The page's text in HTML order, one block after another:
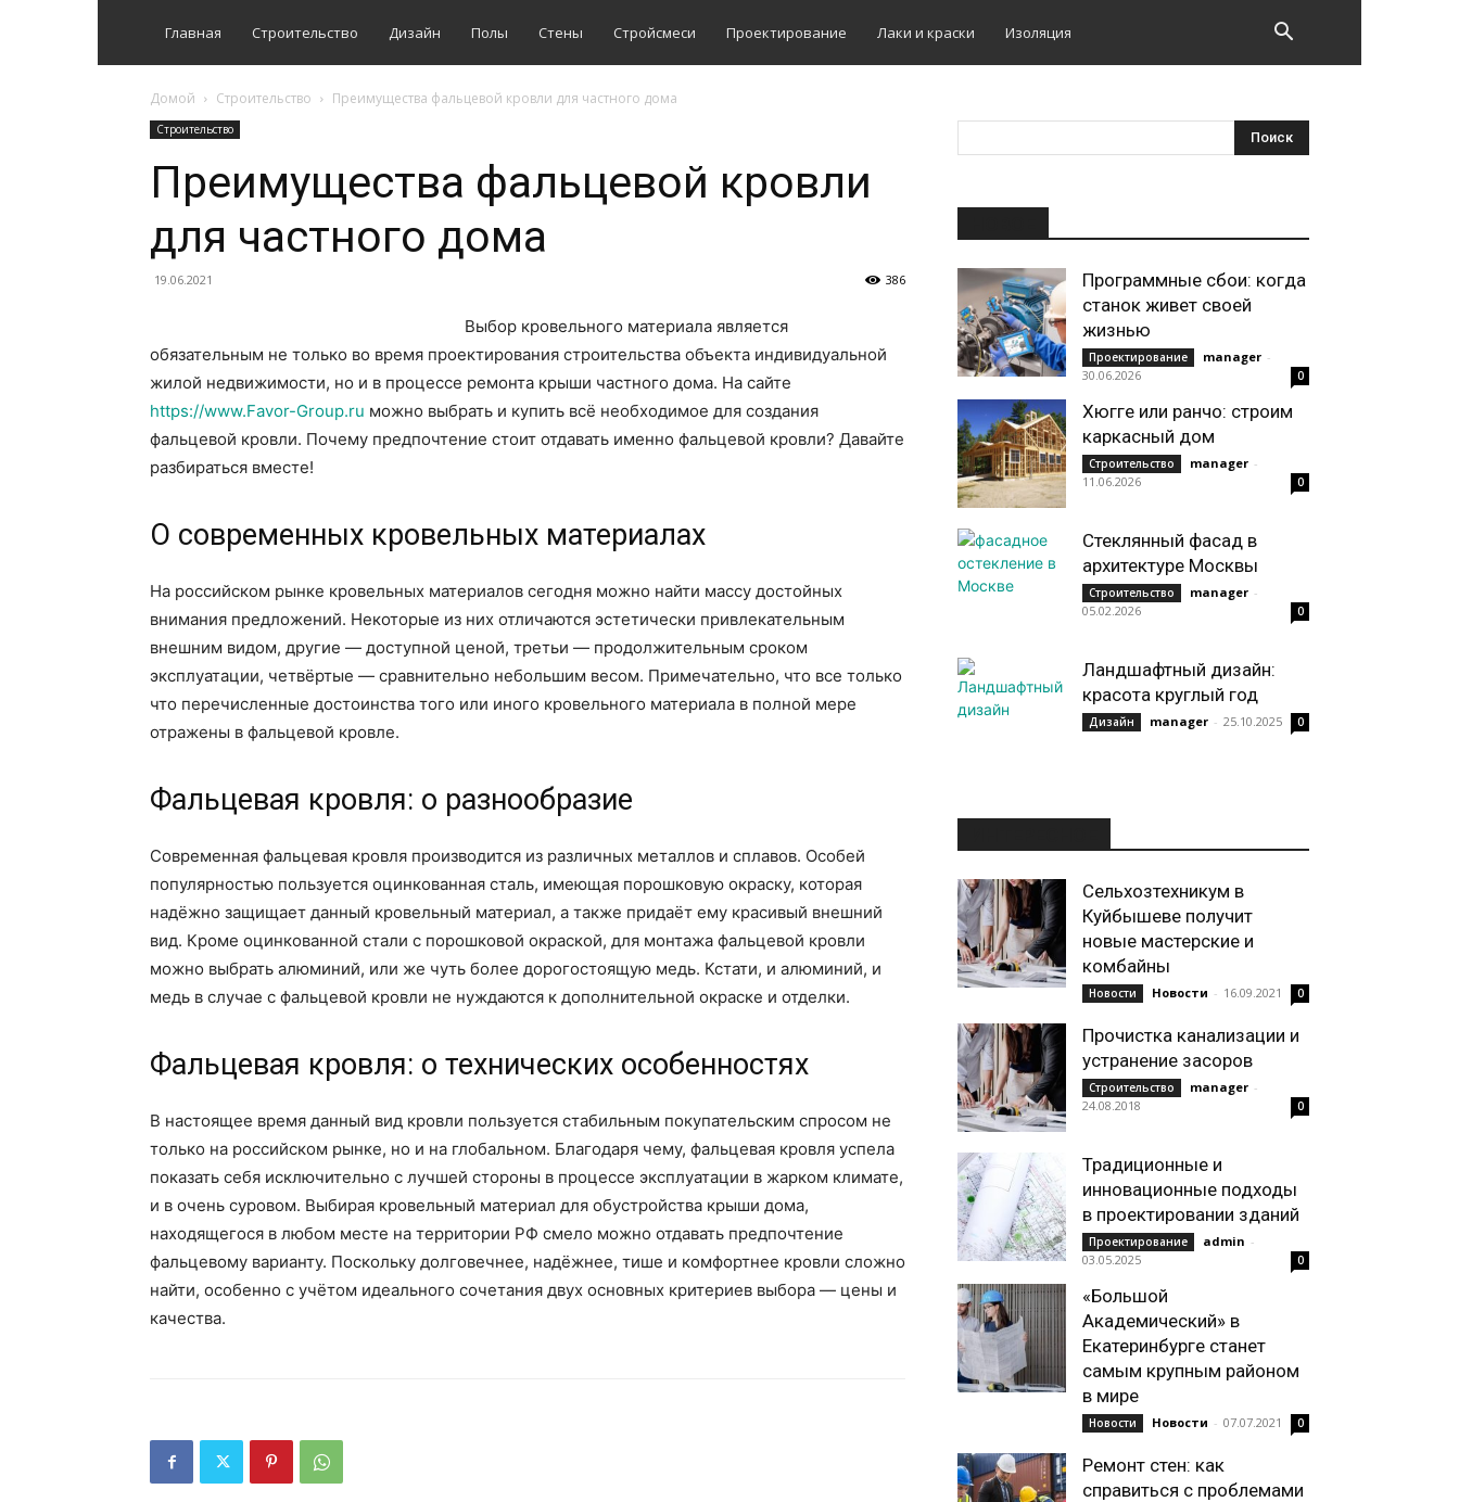
Главная Строительство Дизайн Полы Стены Стройсмеси Проектирование Лаки и краски Изоляция
Домой Строительство Преимущества фальцевой кровли для частного дома
Строительство
Преимущества фальцевой кровли
для частного дома
19.06.2021 386
Выбор кровельного материала является
обязательным не только во время проектирования строительства объекта индивидуальной
жилой недвижимости, но и в процессе ремонта крыши частного дома. На сайте
https://www.Favor-Group.ru можно выбрать и купить всё необходимое для создания
фальцевой кровли. Почему предпочтение стоит отдавать именно фальцевой кровли? Давайте
разбираться вместе!
О современных кровельных материалах
На российском рынке кровельных материалов сегодня можно найти массу достойных
внимания предложений. Некоторые из них отличаются эстетически привлекательным
внешним видом, другие — доступной ценой, третьи — продолжительным сроком
эксплуатации, четвёртые — сравнительно небольшим весом. Примечательно, что все только
что перечисленные достоинства того или иного кровельного материала в полной мере
отражены в фальцевой кровле.
Фальцевая кровля: о разнообразие
Современная фальцевая кровля производится из различных металлов и сплавов. Особей
популярностью пользуется оцинкованная сталь, имеющая порошковую окраску, которая
надёжно защищает данный кровельный материал, а также придаёт ему красивый внешний
вид. Кроме оцинкованной стали с порошковой окраской, для монтажа фальцевой кровли
можно выбрать алюминий, или же чуть более дорогостоящую медь. Кстати, и алюминий, и
медь в случае с фальцевой кровли не нуждаются к дополнительной окраске и отделки.
Фальцевая кровля: о технических особенностях
В настоящее время данный вид кровли пользуется стабильным покупательским спросом не
только на российском рынке, но и на глобальном. Благодаря чему, фальцевая кровля успела
показать себя исключительно с лучшей стороны в процессе эксплуатации в жарком климате,
и в очень суровом. Выбирая кровельный материал для обустройства крыши дома,
находящегося в любом месте на территории РФ смело можно отдавать предпочтение
фальцевому варианту. Поскольку долговечнее, надёжнее, тише и комфортнее кровли сложно
найти, особенно с учётом идеального сочетания двух основных критериев выбора — цены и
качества.
Программные сбои: когда
станок живет своей
жизнью
Проектирование manager -
30.06.2026
0
Хюгге или ранчо: строим
каркасный дом
Строительство manager -
11.06.2026
0
Стеклянный фасад в
архитектуре Москвы
Строительство manager -
05.02.2026
0
Ландшафтный дизайн:
красота круглый год
Дизайн manager - 25.10.2025 0
Сельхозтехникум в
Куйбышеве получит
новые мастерские и
комбайны
Новости Новости - 16.09.2021 0
Прочистка канализации и
устранение засоров
Строительство manager -
24.08.2018
0
Традиционные и
инновационные подходы
в проектировании зданий
Проектирование admin -
03.05.2025
0
«Большой
Академический» в
Екатеринбурге станет
самым крупным районом
в мире
Новости Новости - 07.07.2021 0
Ремонт стен: как
справиться с проблемами